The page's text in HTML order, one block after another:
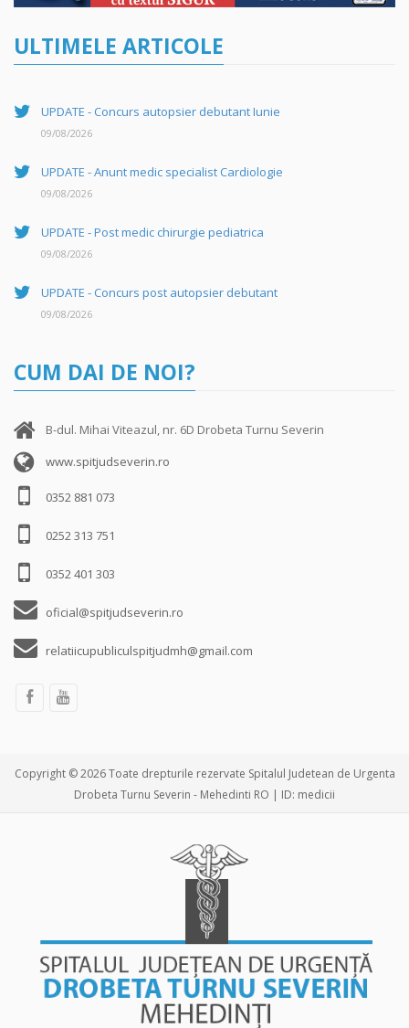
ULTIMELE ARTICOLE
UPDATE - Concurs autopsier debutant Iunie
09/08/2026
UPDATE - Anunt medic specialist Cardiologie
09/08/2026
UPDATE - Post medic chirurgie pediatrica
09/08/2026
UPDATE - Concurs post autopsier debutant
09/08/2026
CUM DAI DE NOI?
B-dul. Mihai Viteazul, nr. 6D Drobeta Turnu Severin
www.spitjudseverin.ro
0352 881 073
0252 313 751
0352 401 303
oficial@spitjudseverin.ro
relatiicupubliculspitjudmh@gmail.com
Copyright © 2026 Toate drepturile rezervate Spitalul Judetean de Urgenta
Drobeta Turnu Severin - Mehedinti RO | ID: medicii